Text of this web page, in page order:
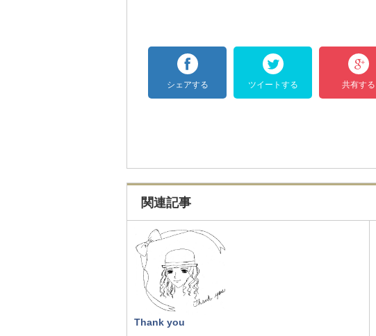
シェアする ツイートする 共有する
関連記事
Thank you